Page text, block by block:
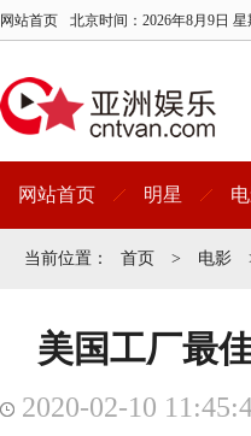
网站首页 北京时间： 2026年8月9日 星
网站首页 明星
当前位置： 首页 > 电影
美国工厂最
2020-02-10